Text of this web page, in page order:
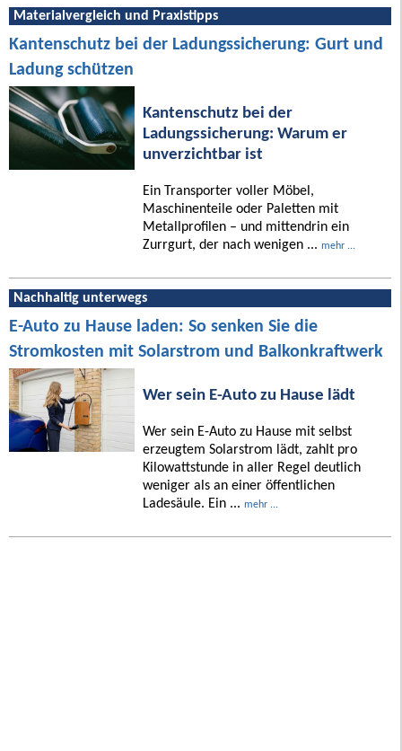
Materialvergleich und Praxistipps
Kantenschutz bei der Ladungssicherung: Gurt und
Ladung schützen
Kantenschutz bei der
Ladungssicherung: Warum er
unverzichtbar ist
Ein Transporter voller Möbel,
Maschinenteile oder Paletten mit
Metallprofilen – und mittendrin ein
Zurrgurt, der nach wenigen ... mehr ...
Nachhaltig unterwegs
E-Auto zu Hause laden: So senken Sie die
Stromkosten mit Solarstrom und Balkonkraftwerk
Wer sein E-Auto zu Hause lädt
Wer sein E-Auto zu Hause mit selbst
erzeugtem Solarstrom lädt, zahlt pro
Kilowattstunde in aller Regel deutlich
weniger als an einer öffentlichen
Ladesäule. Ein ... mehr ...